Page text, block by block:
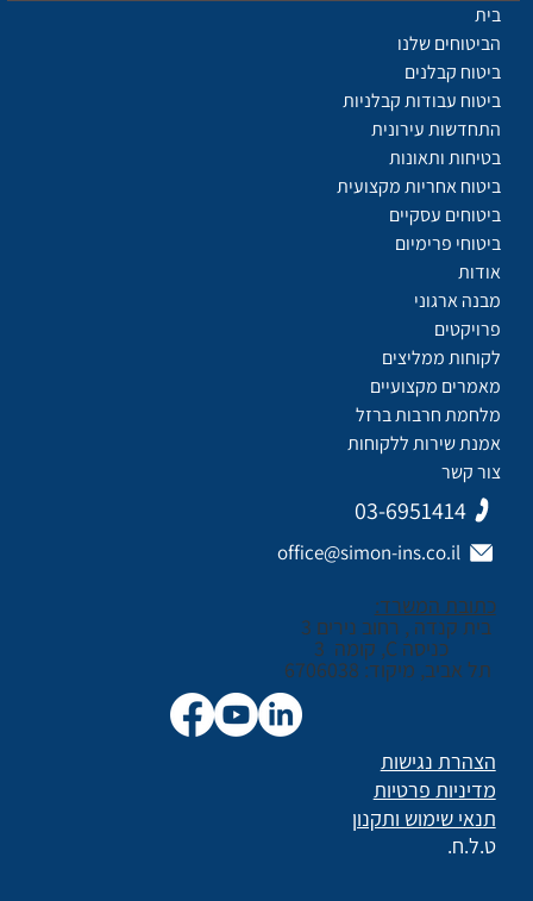
כתובת המשרד:
בית קנדה , רחוב נירים 3
כניסה C, קומה 3
תל אביב, מיקוד: 6706038
03-6951414
office@simon-ins.co.il
הצהרת נגישות
תנאי שימוש ותקנון
מדיניות פרטיות
ט.ל.ח.
אודות
מבנה ארגוני
פרויקטים
לקוחות ממליצים
מאמרים מקצועיים
מלחמת חרבות ברזל
אמנת שירות ללקוחות
צור קשר
בית
הביטוחים שלנו
ביטוח קבלנים
ביטוח עבודות קבלניות
התחדשות עירונית
בטיחות ותאונות
ביטוח אחריות מקצועית
ביטוחים עסקיים
ביטוחי פרימיום